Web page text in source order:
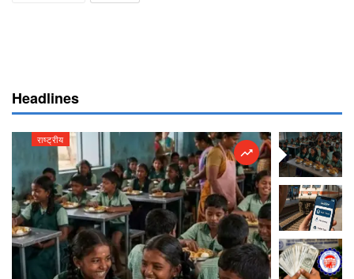
Headlines
राष्ट्रीय राष्ट्रीय